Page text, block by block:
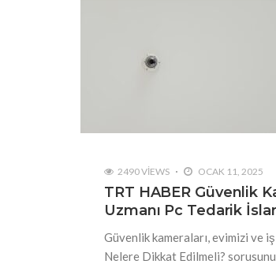
2490 VIEWS OCAK 11, 2025
TRT HABER Güvenlik
Uzmanı Pc Tedarik
Güvenlik kameraları, evimizi ve
Nelere Dikkat Edilmeli? sorusunu